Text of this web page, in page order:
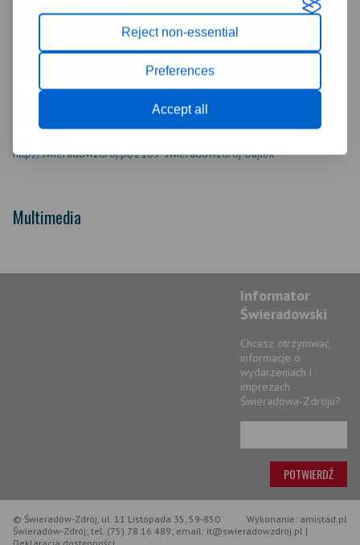
Reject non-essential
Preferences
Accept all
Wyciąg Bajtek w Świeradowie-Zdroju ul. Dąbrowskiego
w dniu dzisiejszym rozpoczyna sezon narciarski 2016.
START GODZ. 10:00
http://swieradowzdroj.pl/2183-swieradowzdroj-bajtek
Multimedia
Informator
Świeradowski
Chcesz otrzymwać
informacje o
wydarzeniach i
imprezach
Świeradowa-Zdroju?
Wykonanie: amistad.pl
© Świeradów-Zdrój, ul. 11 Listopada 35, 59-850
Świeradów-Zdrój; tel. (75) 78 16 489; email: it@swieradowzdroj.pl |